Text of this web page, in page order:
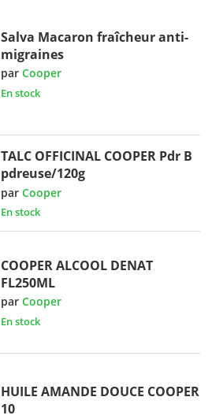
Salva Macaron fraîcheur anti-
migraines
parCooper
En stock
TALC OFFICINAL COOPER Pdr B
pdreuse/120g
parCooper
En stock
COOPER ALCOOL DENAT
FL250ML
parCooper
En stock
HUILE AMANDE DOUCE COOPER
10